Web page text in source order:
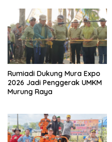
Rumiadi Dukung Mura Expo
2026 Jadi Penggerak UMKM
Murung Raya